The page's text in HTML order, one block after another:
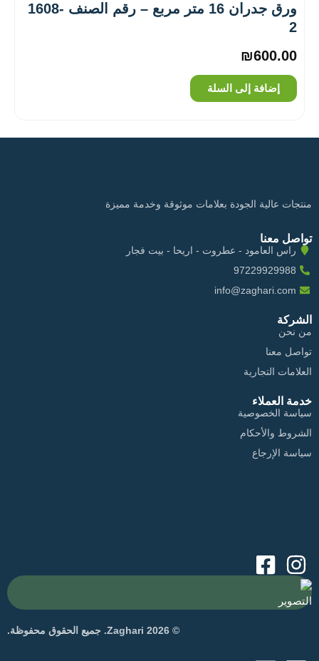
ورق جدران 16 متر مربع – رقم الصنف ‎1608-
2
₪600.00
إضافة إلى السلة
منتجات عالية الجودة بعلامات موثوقة وخدمة مميزة
تواصل معنا
راس العامود - عطروت - اريحا - بيت فجار
97229929988
info@zaghari.com
الشركة
من نحن
تواصل معنا
العلامات التجارية
خدمة العملاء
سياسة الخصوصية
الشروط والأحكام
سياسة الإرجاع
التصوير
© 2026 Zaghari. جميع الحقوق محفوظة.